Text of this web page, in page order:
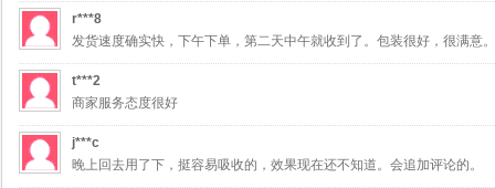
r***8
发货速度确实快，下午下单，第二天中午就收到了。包装很好，很满意。
t***2
商家服务态度很好
j***c
晚上回去用了下，挺容易吸收的，效果现在还不知道。会追加评论的。